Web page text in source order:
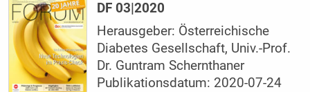
DF 03|2020
Herausgeber: Österreichische
Diabetes Gesellschaft, Univ.-Prof.
Dr. Guntram Schernthaner
Publikationsdatum: 2020-07-24